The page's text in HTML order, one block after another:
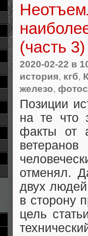
(часть 3)
2020-02-22 в
история, кгб,
железо,
Позиции
на те что
факты от
отменял.
двух людей
в сторону
цель